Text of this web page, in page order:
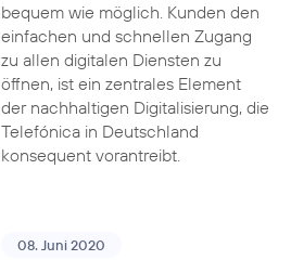
bequem wie möglich. Kunden den
einfachen und schnellen Zugang
zu allen digitalen Diensten zu
öffnen, ist ein zentrales Element
der nachhaltigen Digitalisierung, die
Telefónica in Deutschland
konsequent vorantreibt.
08. Juni 2020